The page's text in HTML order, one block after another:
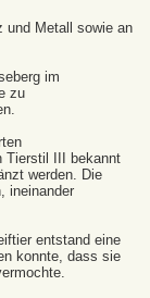
und Metall sowie an
im
zu
Tierstil III bekannt
werden. Die
ineinander
entstand eine
konnte, dass sie